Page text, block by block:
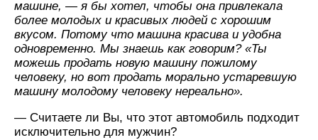
машине, — я бы хотел, чтобы она привлекала
более молодых и красивых людей с хорошим
вкусом. Потому что машина красива и удобна
одновременно. Мы знаешь как говорим? «Ты
можешь продать новую машину пожилому
человеку, но вот продать морально устаревшую
машину молодому человеку нереально».
— Считаете ли Вы, что этот автомобиль подходит
исключительно для мужчин?